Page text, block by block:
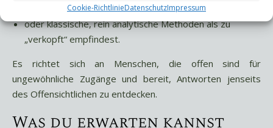
Cookie-RichtlinieDatenschutzImpressum
Perspektiven sehnst,
oder klassische, rein analytische Methoden als zu
„verkopft“ empfindest.
Es richtet sich an Menschen, die offen sind für
ungewöhnliche Zugänge und bereit, Antworten jenseits
des Offensichtlichen zu entdecken.
Was du erwarten kannst